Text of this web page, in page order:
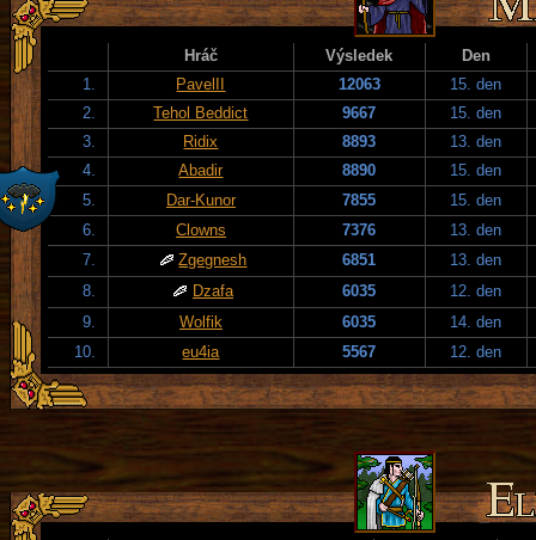
Hráč Výsledek
Den
1.
PavelII 12063
15. den
2.
Tehol Beddict 9667
15. den
3.
Ridix 8893
13. den
4.
Abadir 8890
15. den
5.
Dar-Kunor 7855
15. den
6.
Clowns 7376
13. den
7.
Zgegnesh 6851
13. den
8.
Dzafa 6035
12. den
9.
Wolfik 6035
14. den
10.
eu4ia 5567 12. den